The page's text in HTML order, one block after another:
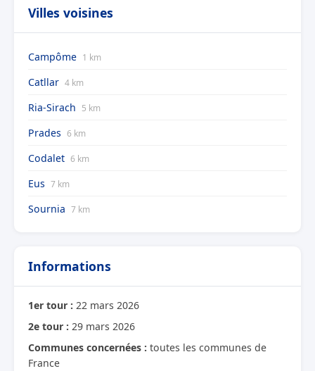
Villes voisines
Campôme 1 km
Catllar 4 km
Ria-Sirach 5 km
Prades 6 km
Codalet 6 km
Eus 7 km
Sournia 7 km
Informations
1er tour : 22 mars 2026
2e tour : 29 mars 2026
Communes concernées : toutes les communes de
France